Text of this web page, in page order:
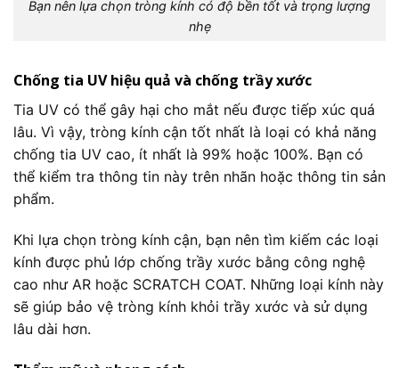
Bạn nên lựa chọn tròng kính có độ bền tốt và trọng lượng
nhẹ
Chống tia UV hiệu quả và chống trầy xước
Tia UV có thể gây hại cho mắt nếu được tiếp xúc quá
lâu. Vì vậy, tròng kính cận tốt nhất là loại có khả năng
chống tia UV cao, ít nhất là 99% hoặc 100%. Bạn có
thể kiểm tra thông tin này trên nhãn hoặc thông tin sản
phẩm.
Khi lựa chọn tròng kính cận, bạn nên tìm kiếm các loại
kính được phủ lớp chống trầy xước bằng công nghệ
cao như AR hoặc SCRATCH COAT. Những loại kính này
sẽ giúp bảo vệ tròng kính khỏi trầy xước và sử dụng
lâu dài hơn.